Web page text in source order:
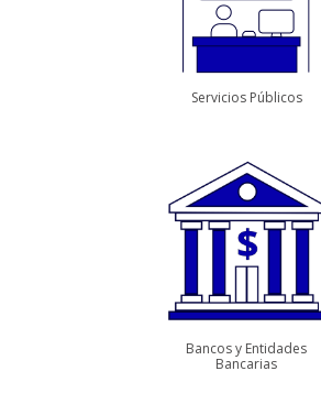
Servicios Públicos
Bancos y Entidades
Bancarias